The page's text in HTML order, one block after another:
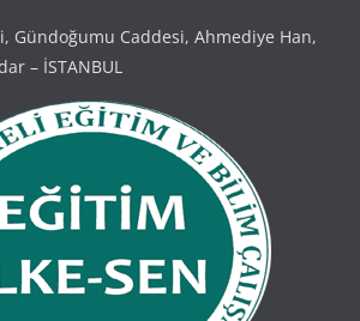
Gündoğumu Caddesi, Ahmediye Han,
– İSTANBUL